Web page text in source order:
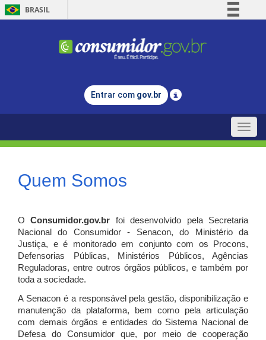
BRASIL
Comunica BR
Legislação
Entrar com gov.br
Toggle
Quem Somos
OConsumidor.gov.br
foi desenvolvido pela Secretaria
Nacional do Consumidor - Senacon, do Ministério da
Justiça, e é monitorado em conjunto com os Procons,
Defensorias Públicas, Ministérios Públicos, Agências
Reguladoras, entre outros órgãos públicos, e também por
toda a sociedade.
A Senacon é a responsável pela gestão, disponibilização e
manutenção da plataforma, bem como pela articulação
com demais órgãos e entidades do Sistema Nacional de
Defesa do Consumidor que, por meio de cooperação